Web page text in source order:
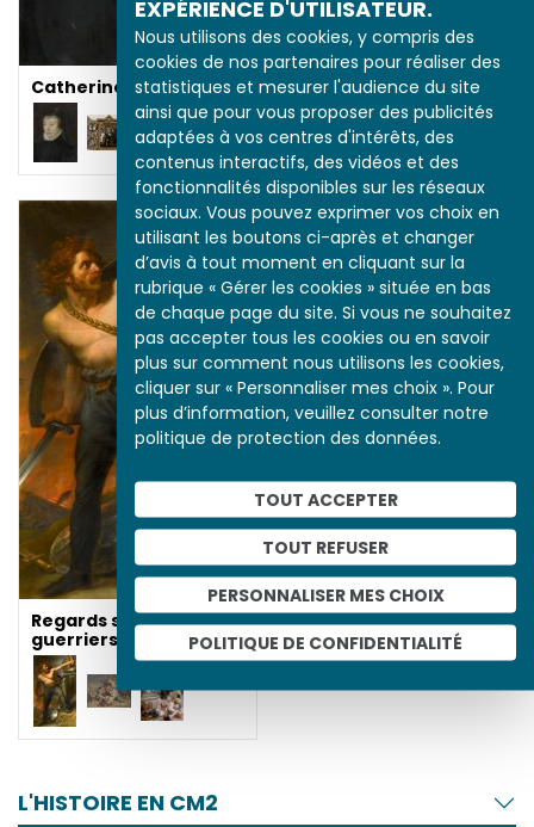
EXPÉRIENCE D'UTILISATEUR.
Nous utilisons des cookies, y compris des
cookies de nos partenaires pour réaliser des
statistiques et mesurer l'audience du site
ainsi que pour vous proposer des publicités
adaptées à vos centres d'intérêts, des
contenus interactifs, des vidéos et des
fonctionnalités disponibles sur les réseaux
sociaux. Vous pouvez exprimer vos choix en
utilisant les boutons ci-après et changer
d’avis à tout moment en cliquant sur la
rubrique « Gérer les cookies » située en bas
de chaque page du site. Si vous ne souhaitez
pas accepter tous les cookies ou en savoir
plus sur comment nous utilisons les cookies,
cliquer sur « Personnaliser mes choix ». Pour
plus d’information, veuillez consulter notre
politique de protection des données.
TOUT ACCEPTER
TOUT REFUSER
PERSONNALISER MES CHOIX
POLITIQUE DE CONFIDENTIALITÉ
Catherine de Médicis
Le Sacre de l’empereur
Napoléon Ier: une
œuvre clé
L'arrestation du
gouverneur de la
Bastille, le 14 juillet 1789
Regards sur les
guerriers gaulois
L'HISTOIRE EN CM2